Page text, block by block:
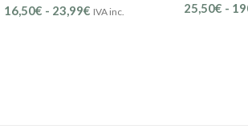
16,50€ - 23,99€ IVA inc. 25,50€ -